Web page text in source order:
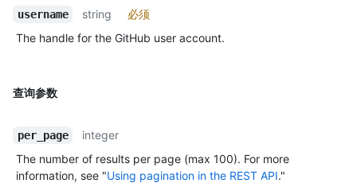
username string
必须
The handle for the GitHub user account.
查询参数
per_page
integer
The number of results per page (max 100). For more
information, see "Using pagination in the REST API."